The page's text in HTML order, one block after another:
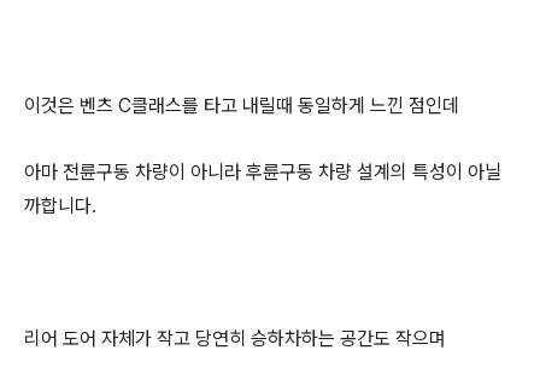
이것은 벤츠 C클래스를 타고 내릴때 동일하게 느낀 점인데
아마 전륜구동 차량이 아니라 후륜구동 차량 설계의 특성이 아닐
까합니다.
리어 도어 자체가 작고 당연히 승하차하는 공간도 작으며